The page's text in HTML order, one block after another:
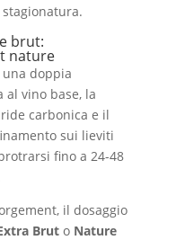
brut:
nature
doppia
vino base, la
carbonica e il
sui lieviti
fino a 24-48
il dosaggio
Bruto Nature